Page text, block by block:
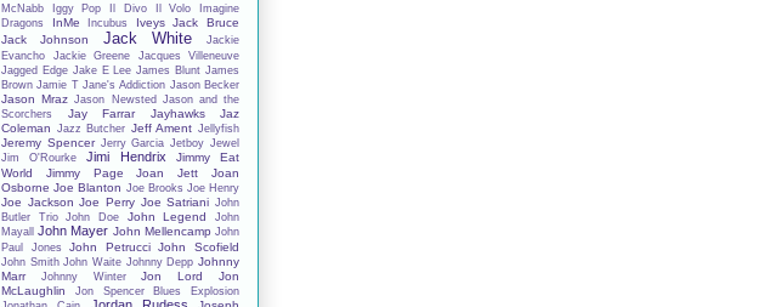
McNabb
Iggy Pop Il Divo Il Volo
Imagine
Dragons
InMe Incubus Iveys
Jack Bruce
Jack Johnson
Jack White
Jackie
Evancho
Jackie Greene
Jacques Villeneuve
Jagged Edge Jake E Lee James Blunt James
Brown Jamie T Jane's Addiction Jason Becker
Jason Mraz Jason Newsted Jason and the
Scorchers
Jay Farrar Jayhawks
Jaz
Coleman Jazz Butcher Jeff Ament Jellyfish
Jeremy Spencer Jerry Garcia Jetboy Jewel
Jim O'Rourke
Jimi Hendrix
Jimmy Eat
World
Jimmy Page Joan Jett
Joan
Osborne Joe Blanton Joe Brooks Joe Henry
Joe Jackson Joe Perry Joe Satriani John
Butler Trio
John Doe John Legend
John
Mayall
John Mayer John Mellencamp John
Paul Jones
John Petrucci John Scofield
John Smith John Waite Johnny Depp Johnny
Marr
Johnny Winter Jon Lord
Jon
McLaughlin
Jon Spencer Blues Explosion